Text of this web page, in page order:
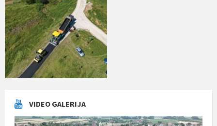
VIDEO GALERIJA